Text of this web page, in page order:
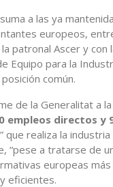
a las ya
europeos,
patronal Ascer y con
Equipo para la
común.
de la Generalitat a
empleos directos y
realiza la
“pese a tratarse de
europeas
eficientes.